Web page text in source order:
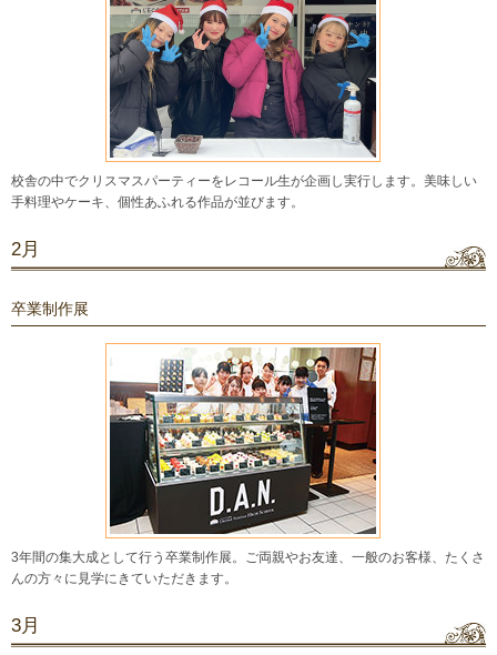
校舎の中でクリスマスパーティーをレコール生が企画し実行します。美味しい
手料理やケーキ、個性あふれる作品が並びます。
2月
卒業制作展
3年間の集大成として行う卒業制作展。ご両親やお友達、一般のお客様、たくさ
んの方々に見学にきていただきます。
3月